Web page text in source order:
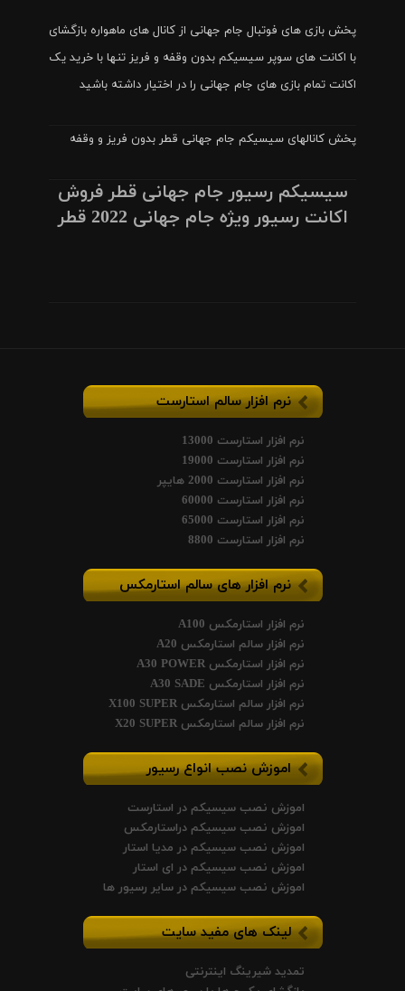
پخش بازی های فوتبال جام جهانی از کانال های ماهواره بازگشای
با اکانت های سوپر سیسیکم بدون وقفه و فریز تنها با خرید یک
اکانت تمام بازی های جام جهانی را در اختیار داشته باشید
پخش کانالهای سیسیکم جام جهانی قطر بدون فریز و وقفه
سیسیکم رسیور جام جهانی قطر فروش
اکانت رسیور ویژه جام جهانی 2022 قطر
نرم افزار سالم استارست
نرم افزار استارست 13000
نرم افزار استارست 19000
نرم افزار استارست 2000 هایپر
نرم افزار استارست 60000
نرم افزار استارست 65000
نرم افزار استارست 8800
نرم افزار های سالم استارمکس
نرم افزار استارمکس A100
نرم افزار سالم استارمکس A20
نرم افزار استارمکس A30 POWER
نرم افزار استارمکس A30 SADE
نرم افزار سالم استارمکس X100 SUPER
نرم افزار سالم استارمکس X20 SUPER
اموزش نصب انواع رسیور
اموزش نصب سیسیکم در استارست
اموزش نصب سیسیکم دراستارمکس
اموزش نصب سیسیکم در مدیا استار
اموزش نصب سیسیکم در ای استار
اموزش نصب سیسیکم در سایر رسیور ها
لینک های مفید سایت
تمدید شیرینگ اینترنتی